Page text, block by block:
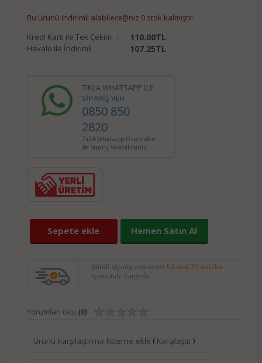
Bu ürünü indirimli alabileceğiniz 0 stok kalmıştır.
Kredi Kartı ile Tek Çekim : 110.00TL
Havale ile İndirimli : 107.25TL
TIKLA WHATSAPP İLE
SİPARİŞ VER
0850 850
2820
7x24 Whatsapp Üzerinden
de Sipariş Verebilirsiniz.
Sepete ekle Hemen Satın Al
Şimdi sipariş verirseniz 62 saat 35 dakika
içerisinde kargoda.
Yorumları oku (0)
Ürünü karşılaştırma listeme ekle ( Karşılaştır)